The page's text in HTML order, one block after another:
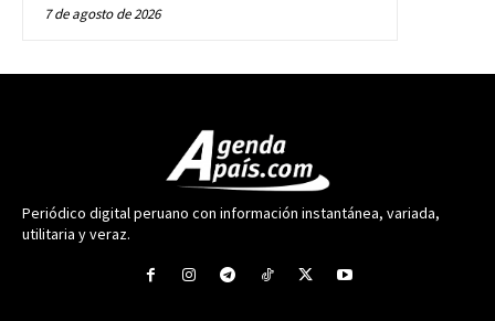
7 de agosto de 2026
Periódico digital peruano con información instantánea, variada,
utilitaria y veraz.